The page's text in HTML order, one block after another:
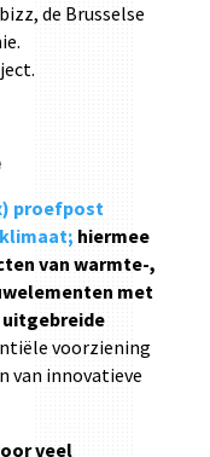
de Brusselse
proefpost
hiermee
van warmte-,
met
voorziening
van innovatieve
veel